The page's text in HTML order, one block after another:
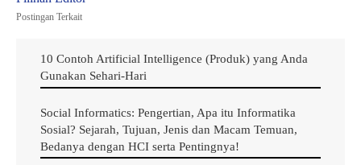
mencakup filsafat, psikologi, kecerdasan buatan, ilmu
Asal intelektualnya dari ilmu kognitif ini adalah pada
pertengahan tahun 1950-an (akan kita bahas lebih
lanjut dalam subbagian sejarahnya) ketika para peneliti
di beberapa bidang mulai mengembangkan teori
Postingan Terkait
10 Contoh Artificial Intelligence (Produk) yang Anda
Gunakan Sehari-Hari
Social Informatics: Pengertian, Apa itu Informatika
Sosial? Sejarah, Tujuan, Jenis dan Macam Temuan,
Bedanya dengan HCI serta Pentingnya!